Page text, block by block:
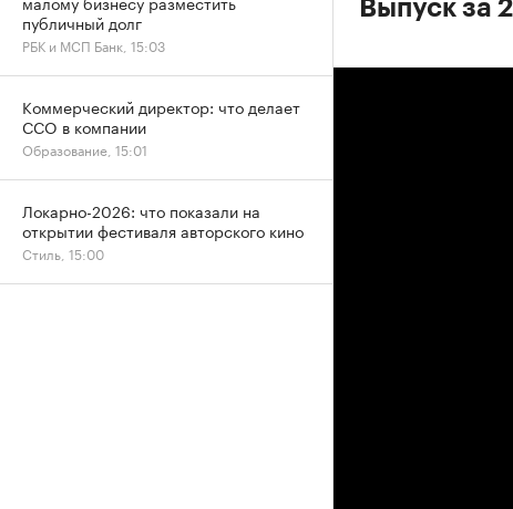
Выпуск за
публичный долг
РБК и МСП Банк, 15:03
Коммерческий директор: что делает
CCO в компании
Образование, 15:01
Локарно-2026: что показали на
открытии фестиваля авторского кино
Стиль, 15:00